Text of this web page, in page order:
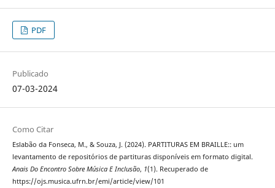
PDF
Publicado
07-03-2024
Como Citar
Eslabão da Fonseca, M., & Souza, J. (2024). PARTITURAS EM BRAILLE:: um
levantamento de repositórios de partituras disponíveis em formato digital.
Anais Do Encontro Sobre Música E Inclusão, 1(1). Recuperado de
https://ojs.musica.ufrn.br/emi/article/view/101